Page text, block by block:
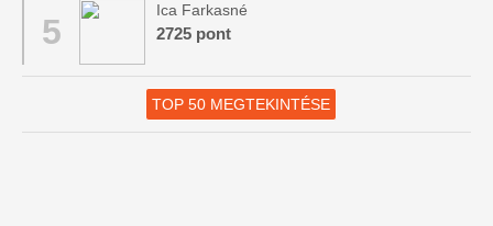
5
Ica Farkasné
2725 pont
TOP 50 MEGTEKINTÉSE